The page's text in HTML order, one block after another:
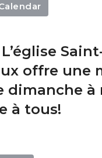
offre une
dimanche à
à tous!